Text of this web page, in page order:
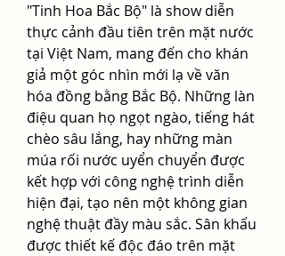
"Tinh Hoa Bắc Bộ" là show diễn
thực cảnh đầu tiên trên mặt nước
tại Việt Nam, mang đến cho khán
giả một góc nhìn mới lạ về văn
hóa đồng bằng Bắc Bộ. Những làn
điệu quan họ ngọt ngào, tiếng hát
chèo sâu lắng, hay những màn
múa rối nước uyển chuyển được
kết hợp với công nghệ trình diễn
hiện đại, tạo nên một không gian
nghệ thuật đầy màu sắc. Sân khấu
được thiết kế độc đáo trên mặt